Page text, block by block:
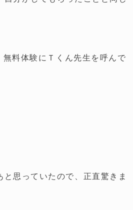
料体験にＴくん先生を呼んで
思っていたので、正直驚きま